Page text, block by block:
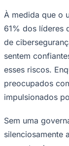
Corinthians
À medida que o
61% dos líderes
de
sentem
esses riscos.
preocupados
impulsionados
Sem uma
silenciosamente